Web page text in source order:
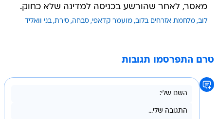
מאסר, לאחר שהורשע בכניסה למדינה שלא כחוק.
לוב מלחמת אזרחים בלוב מועמר קדאפי סבחה סירת בני וואליד
טרם התפרסמו תגובות